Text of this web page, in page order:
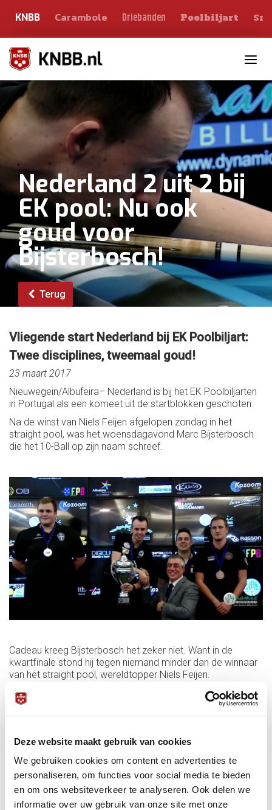
Deze website maakt gebruik van cookies
We gebruiken cookies om content en advertenties te
personaliseren, om functies voor social media te bieden
en om ons websiteverkeer te analyseren. Ook delen we
informatie over uw gebruik van onze site met onze
KNBB Carambole Driebanden Poolbiljart
Nederland 2 uit 2 bij
EK pool: Nu ook
goud voor
Bijsterbosch!
Terug
Vliegende start Nederland bij EK Poolbiljart:
Twee disciplines, tweemaal goud!
23 maart 2017
Nieuwegein/Albufeira– Nederland is bij het EK Poolbiljarten
in Portugal als een komeet uit de startblokken geschoten.
Na de winst van Niels Feijen afgelopen zondag in het
straight pool, was het woensdagavond Marc Bijsterbosch
die het 10-Ball op zijn naam schreef.
Cadeau kreeg Bijsterbosch het zeker niet. Want in de
kwartfinale stond hij tegen niemand minder dan de winnaar
van het straight pool, wereldtopper Niels Feijen.
Bijsterbosch klopte Feijen met 10-8 in een meeslepende
match. En vandaar stoomde hij door naar de titel. Eerst 10-
6 winst in de halve finale tegen Francisco Sanchez Ruiz, en
Sparrenloev-Fischer.
Een geweldige prestatie van Bijsterbosch, en een beloning
voor het gedreven spel van de Nederlanders.
Twee disciplines gespeeld bij het EK Poolbiljarten in
Portugal - en twee keer goud voor Nederland!